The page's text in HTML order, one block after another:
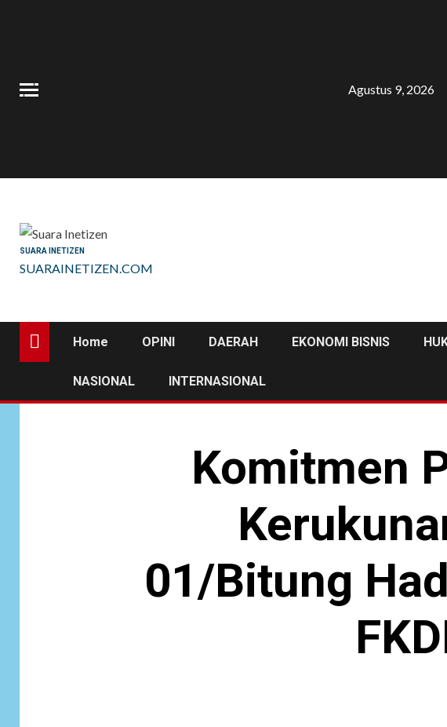
Agustus 9, 2026
SUARA INETIZEN
SUARAINETIZEN.COM
Home OPINI DAERAH EKONOMI BISNIS
NASIONAL INTERNASIONAL
Komitmen
01/Bitung